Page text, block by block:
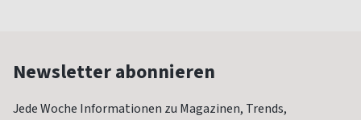
Newsletter abonnieren
Jede Woche Informationen zu Magazinen, Trends,